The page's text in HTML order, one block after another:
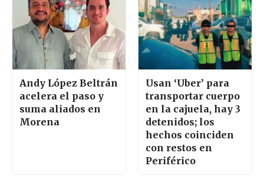
Andy López Beltrán
acelera el paso y
suma aliados en
Morena
Usan ‘Uber’ para
transportar cuerpo
en la cajuela, hay 3
detenidos; los
hechos coinciden
con restos en
Periférico